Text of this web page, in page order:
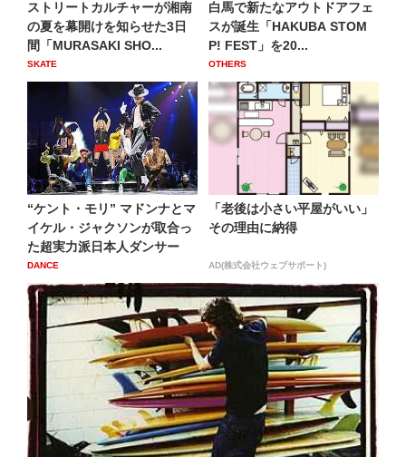
ストリートカルチャーが湘南
の夏を幕開けを知らせた3日
間「MURASAKI SHO...
SKATE
白馬で新たなアウトドアフェ
スが誕生「HAKUBA STOM
P! FEST」を20...
OTHERS
“ケント・モリ” マドンナとマ
イケル・ジャクソンが取合っ
た超実力派日本人ダンサー
DANCE
「老後は小さい平屋がいい」
その理由に納得
AD(株式会社ウェブサポート)